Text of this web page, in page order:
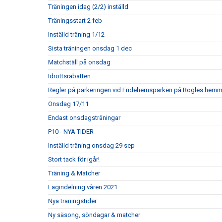
Träningen idag (2/2) inställd
Träningsstart 2 feb
Inställd träning 1/12
Sista träningen onsdag 1 dec
Matchställ på onsdag
Idrottsrabatten
Regler på parkeringen vid Fridehemsparken på Rögles
Onsdag 17/11
Endast onsdagsträningar
P10 - NYA TIDER
Inställd träning onsdag 29 sep
Stort tack för igår!
Träning & Matcher
Lagindelning våren 2021
Nya träningstider
Ny säsong, söndagar & matcher